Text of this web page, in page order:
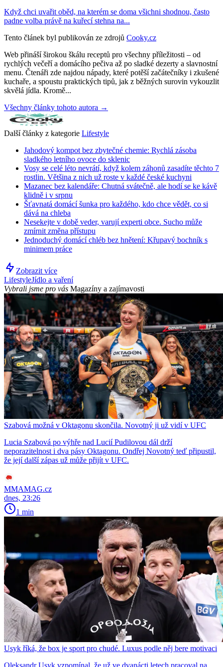
Když chci uvařit oběd, na kterém se doma všichni shodnou, často
padne volba právě na kuřecí stehna na...
Tento článek byl publikován ze zdrojů Cooky.cz
Web přináší širokou škálu receptů pro všechny příležitosti – od
rychlých večeří a domácího pečiva až po sladké dezerty a slavnostní
menu. Čtenáři zde najdou nápady, které potěší začátečníky i zkušené
kuchaře, a spoustu praktických tipů, jak z běžných surovin vykouzlit
skvělá jídla. Kromě...
Všechny články tohoto autora →
Další články z kategorie Lifestyle
Jahodový kompot bez zbytečné chemie: Rychlá zásoba
sladkého letního ovoce do sklenic
Vosy se celé léto nevrátí, když kolem záhonů zasadíte těchto 7
rostlin. Většina z nich už roste v každé české kuchyni
Mazanec bez kalendáře: Chutná svátečně, ale hodí se ke kávě
klidně i v srpnu
Šťavnatá domácí šunka pro každého, kdo chce vědět, co si
dává na chleba
Nesekejte v době veder, varují experti obce. Sucho může
zmírnit změna přístupu
Jednoduchý domácí chléb bez hnětení: Křupavý bochník s
minimem práce
Zobrazit více
LifestyleJídlo a vaření
Vybrali jsme pro vás Magazíny a zajímavosti
Szabová možná v Oktagonu skončila. Novotný ji už vidí v UFC
Lucia Szabová po výhře nad Lucií Pudilovou dál drží
neporazitelnost i dva pásy Oktagonu. Ondřej Novotný teď připustil,
že její další zápas už může přijít v UFC.
MMAMAG.cz
dnes, 23:26
1 min
Usyk říká, že box je sport pro chudé. Luxus podle něj bere motivaci
Oleksandr Usyk vzpomínal, že už ve dvanácti letech pracoval na